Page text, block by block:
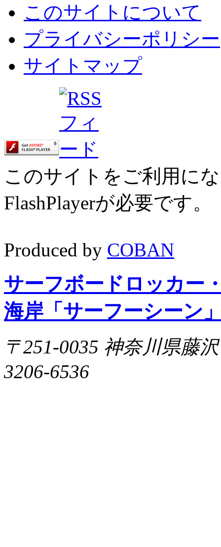
このサイトについて
プライバシーポリシー
サイトマップ
このサイトをご利用に
FlashPlayerが必要です
Produced by COBAN
サーフボードロッカー
海岸「サーフーシーン
〒251-0035 神奈川県藤
3206-6536